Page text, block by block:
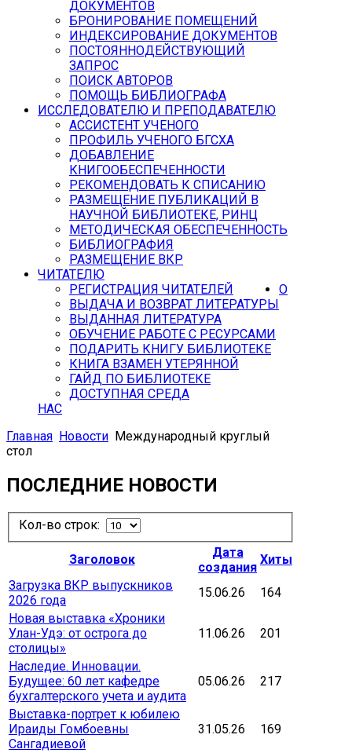
ДОКУМЕНТОВ
БРОНИРОВАНИЕ ПОМЕЩЕНИЙ
ИНДЕКСИРОВАНИЕ ДОКУМЕНТОВ
ПОСТОЯННОДЕЙСТВУЮЩИЙ
ЗАПРОС
ПОИСК АВТОРОВ
ПОМОЩЬ БИБЛИОГРАФА
ИССЛЕДОВАТЕЛЮ И ПРЕПОДАВАТЕЛЮ
АССИСТЕНТ УЧЕНОГО
ПРОФИЛЬ УЧЕНОГО БГСХА
ДОБАВЛЕНИЕ
КНИГООБЕСПЕЧЕННОСТИ
РЕКОМЕНДОВАТЬ К СПИСАНИЮ
РАЗМЕЩЕНИЕ ПУБЛИКАЦИЙ В
НАУЧНОЙ БИБЛИОТЕКЕ, РИНЦ
МЕТОДИЧЕСКАЯ ОБЕСПЕЧЕННОСТЬ
БИБЛИОГРАФИЯ
РАЗМЕЩЕНИЕ ВКР
ЧИТАТЕЛЮ
РЕГИСТРАЦИЯ ЧИТАТЕЛЕЙ
ВЫДАЧА И ВОЗВРАТ ЛИТЕРАТУРЫ
ВЫДАННАЯ ЛИТЕРАТУРА
ОБУЧЕНИЕ РАБОТЕ С РЕСУРСАМИ
ПОДАРИТЬ КНИГУ БИБЛИОТЕКЕ
КНИГА ВЗАМЕН УТЕРЯННОЙ
ГАЙД ПО БИБЛИОТЕКЕ
ДОСТУПНАЯ СРЕДА
О
НАС
Главная Новости Международный круглый
стол
ПОСЛЕДНИЕ НОВОСТИ
Кол-во строк:
Заголовок
Дата
создания
Хиты
Загрузка ВКР выпускников
2026 года
15.06.26
164
Новая выставка «Хроники
Улан-Удэ: от острога до
столицы»
11.06.26 201
Наследие. Инновации.
Будущее: 60 лет кафедре
бухгалтерского учета и аудита
05.06.26 217
Выставка-портрет к юбилею
Ираиды Гомбоевны
Сангадиевой
31.05.26 169